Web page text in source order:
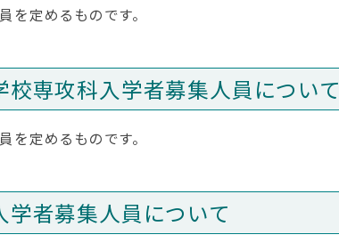
定めるものです。
専攻科入学者募集人員について
定めるものです。
者募集人員について